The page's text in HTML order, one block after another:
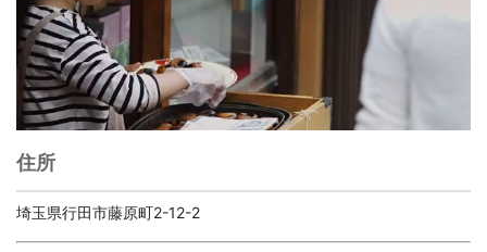
住所
埼玉県行田市藤原町2-12-2